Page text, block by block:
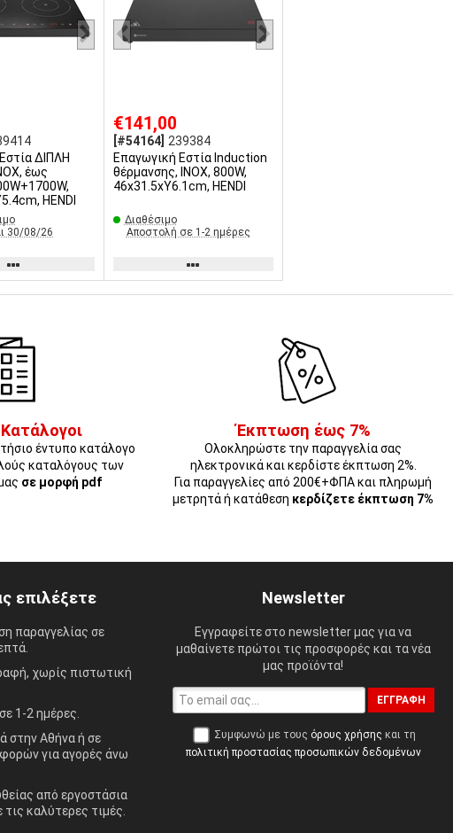
ΔΙΠΛΗ
έως
HENDI
30/08/26
€141,00
[#54164] 239384
Επαγωγική Εστία Induction
θέρμανσης, INOX, 800W,
46x31.5xΥ6.1cm, HENDI
Διαθέσιμο
Αποστολή σε 1-2 ημέρες
έντυπο κατάλογο
καταλόγους των
σε μορφή pdf
Έκπτωση έως 7%
Ολοκληρώστε την παραγγελία σας
ηλεκτρονικά και κερδίστε έκπτωση 2%.
Για παραγγελίες από 200€+ΦΠΑ και πληρωμή
μετρητά ή κατάθεση κερδίζετε έκπτωση 7%
επιλέξετε
παραγγελίας σε
χωρίς πιστωτική
1-2 ημέρες.
στην Αθήνα ή σε
για αγορές άνω
από εργοστάσια
καλύτερες τιμές.
Newsletter
Εγγραφείτε στο newsletter μας για να
μαθαίνετε πρώτοι τις προσφορές και τα νέα
μας προϊόντα!
ΕΓΓΡΑΦΉ
Συμφωνώ με τους όρους χρήσης και τη
πολιτική προστασίας προσωπικών δεδομένων